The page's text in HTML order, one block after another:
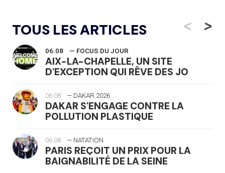
TOUS LES ARTICLES <
06.08 — FOCUS DU JOUR
AIX-LA-CHAPELLE, UN SITE
D'EXCEPTION QUI RÊVE DES JO
06.08 — DAKAR 2026
DAKAR S'ENGAGE CONTRE LA
POLLUTION PLASTIQUE
06.08 — NATATION
PARIS REÇOIT UN PRIX POUR LA
BAIGNABILITÉ DE LA SEINE
>